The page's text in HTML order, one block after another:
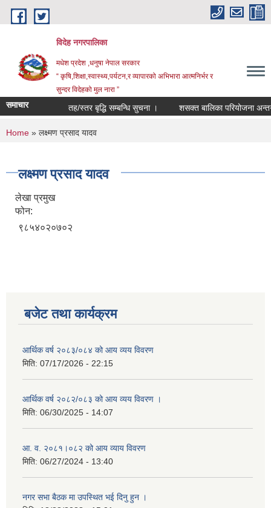
Skip to main content
विदेह नगरपालिका
मधेश प्रदेश ,धनुषा नेपाल सरकार
“ कृषि,शिक्षा,स्वास्थ्य,पर्यटन,र व्यापारको अभिभारा आत्मनिर्भर र
सुन्दर विदेहको मुल नारा ”
समाचार तह/स्तर बृद्धि सम्बन्धि सुचना । शसक्त बालिका परियोजना
You are here
Home » लक्ष्मण प्रसाद यादव
लक्ष्मण प्रसाद यादव
लेखा प्रमुख
फोन:
९८५४०२०७०२
बजेट तथा कार्यक्रम
आर्थिक वर्ष २०८३/०८४ को आय व्यय विवरण
मिति: 07/17/2026 - 22:15
आर्थिक वर्ष २०८२/०८३ को आय व्यय विवरण ।
मिति: 06/30/2025 - 14:07
आ. व. २०८१।०८२ को आय व्याय विवरण
मिति: 06/27/2024 - 13:40
नगर सभा बैठक मा उपस्थित भई दिनु हुन ।